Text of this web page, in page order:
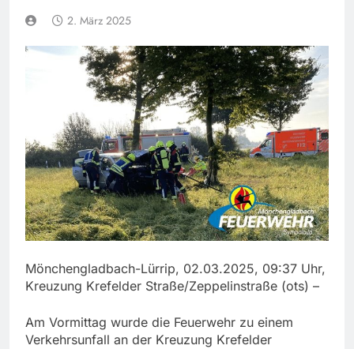
2. März 2025
Mönchengladbach-Lürrip, 02.03.2025, 09:37 Uhr,
Kreuzung Krefelder Straße/Zeppelinstraße (ots) –
Am Vormittag wurde die Feuerwehr zu einem
Verkehrsunfall an der Kreuzung Krefelder